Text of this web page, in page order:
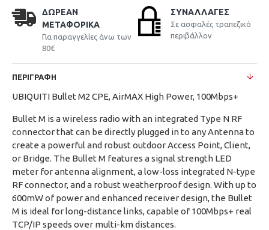
ΔΩΡΕΆΝ
ΜΕΤΑΦΟΡΙΚΆ
Για παραγγελίες άνω των
80€
ΣΥΝΑΛΛΑΓΈΣ
Σε ασφαλές τραπεζικό
περιβάλλον
ΠΕΡΙΓΡΑΦΉ
UBIQUITI Bullet M2 CPE, AirMAX High Power, 100Mbps+
Bullet M is a wireless radio with an integrated Type N RF
connector that can be directly plugged in to any Antenna to
create a powerful and robust outdoor Access Point, Client,
or Bridge. The Bullet M features a signal strength LED
meter for antenna alignment, a low-loss integrated N-type
RF connector, and a robust weatherproof design. With up to
600mW of power and enhanced receiver design, the Bullet
M is ideal for long-distance links, capable of 100Mbps+ real
TCP/IP speeds over multi-km distances.